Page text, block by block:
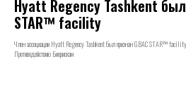
Hyatt Regency Tashkent был
STAR™ facility
Член ассоциации Hyatt Regency Tashkent был признан GBAC STAR™ facility-
Противодействию Биорискам